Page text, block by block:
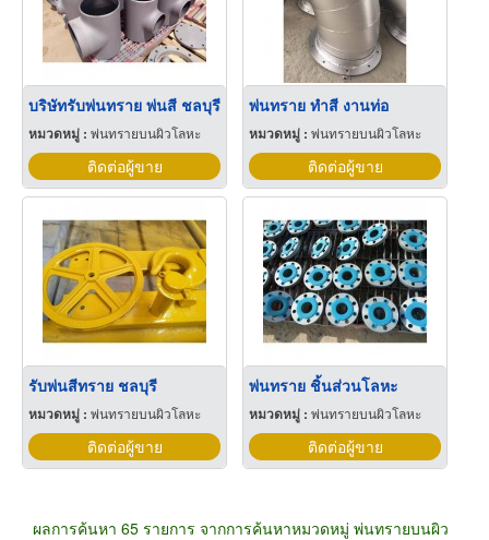
บริษัทรับพ่นทราย พ่นสี ชลบุรี
หมวดหมู่ : พ่นทรายบนผิวโลหะ
ติดต่อผู้ขาย
พ่นทราย ทำสี งานท่อ
หมวดหมู่ :พ่นทรายบนผิวโลหะ
ติดต่อผู้ขาย
รับพ่นสีทราย ชลบุรี
หมวดหมู่ : พ่นทรายบนผิวโลหะ
ติดต่อผู้ขาย
พ่นทราย ชิ้นส่วนโลหะ
หมวดหมู่ :พ่นทรายบนผิวโลหะ
ติดต่อผู้ขาย
ผลการค้นหา 65 รายการ จากการค้นหาหมวดหมู่ พ่นทรายบนผิว